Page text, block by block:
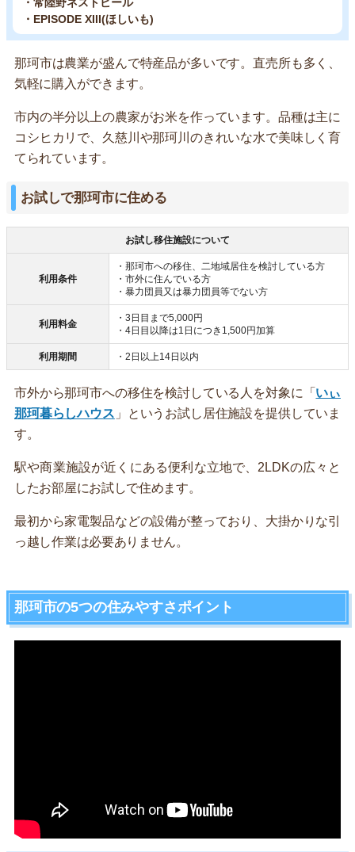
・EPISODE XIII(ほしいも)
那珂市は農業が盛んで特産品が多いです。直売所も多く、
気軽に購入ができます。
市内の半分以上の農家がお米を作っています。品種は主に
コシヒカリで、久慈川や那珂川のきれいな水で美味しく育
てられています。
お試しで那珂市に住める
お試し移住施設について
利用条件
・那珂市への移住、二地域居住を検討している方
・市外に住んでいる方
・暴力団員又は暴力団員等でない方
利用料金
・3日目まで5,000円
・4日目以降は1日につき1,500円加算
利用期間 ・2日以上14日以内
市外から那珂市への移住を検討している人を対象に「 いぃ
那珂暮らしハウス 」というお試し居住施設を提供していま
す。
駅や商業施設が近くにある便利な立地で、2LDKの広々と
したお部屋にお試しで住めます。
最初から家電製品などの設備が整っており、大掛かりな引
っ越し作業は必要ありません。
那珂市の5つの住みやすさポイント